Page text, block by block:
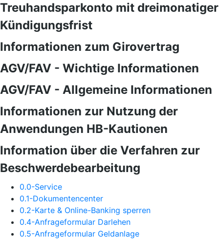
Treuhandsparkonto mit dreimonatiger
Kündigungsfrist
Informationen zum Girovertrag
AGV/FAV - Wichtige Informationen
AGV/FAV - Allgemeine Informationen
Informationen zur Nutzung der
Anwendungen HB-Kautionen
Information über die Verfahren zur
Beschwerdebearbeitung
0.0-Service
0.1-Dokumentencenter
0.2-Karte & Online-Banking sperren
0.4-Anfrageformular Darlehen
0.5-Anfrageformular Geldanlage